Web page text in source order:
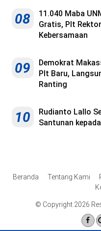
08
11.040 Maba
Gratis, Plt
Kebersamaan
09
Demokrat
Plt Baru,
Ranting
10
Rudianto Lallo
Santunan
Beranda Tentang Kami
© Copyright 2026